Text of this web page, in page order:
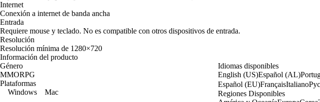
Internet
Conexión a internet de banda ancha
Entrada
Requiere mouse y teclado. No es compatible con otros dispositivos de entrada.
Resolución
Resolución mínima de 1280×720
Información del producto
Género
MMORPG
Plataformas
Windows
Mac
Idiomas disponibles
English (US)Español (AL)
Español (EU)FrançaisItaliano
Regiones Disponibles